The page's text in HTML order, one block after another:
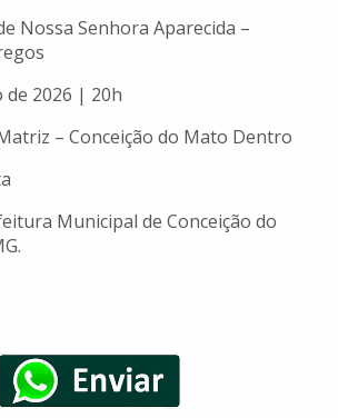
Nossa Senhora Aparecida –
de 2026 | 20h
– Conceição do Mato Dentro
Municipal de Conceição do